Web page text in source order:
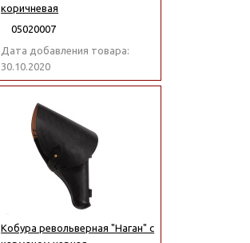
коричневая
05020007
Дата добавления товара:
30.10.2020
Кобура револьверная "Наган" с